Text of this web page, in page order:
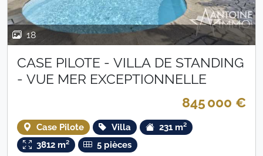
18
CASE PILOTE - VILLA DE STANDING
- VUE MER EXCEPTIONNELLE
845 000 €
Case Pilote Villa
231 m²
3812 m²
5 pièces